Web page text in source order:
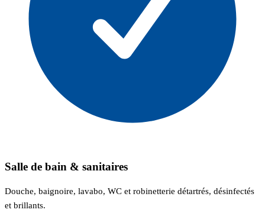
Salle de bain & sanitaires
Douche, baignoire, lavabo, WC et robinetterie détartrés, désinfectés
et brillants.